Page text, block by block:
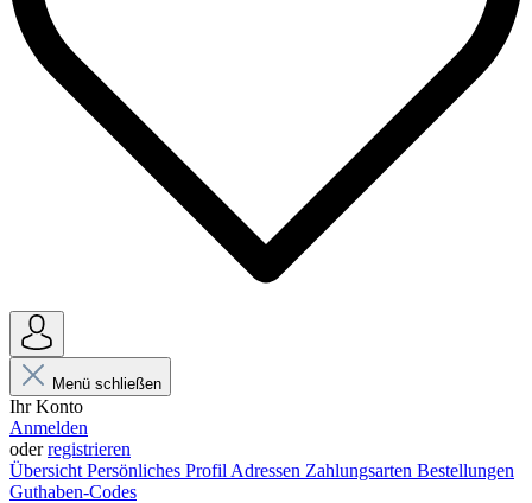
Menü schließen
Ihr Konto
Anmelden
oderregistrieren
Übersicht Persönliches Profil Adressen Zahlungsarten Bestellungen
Guthaben-Codes